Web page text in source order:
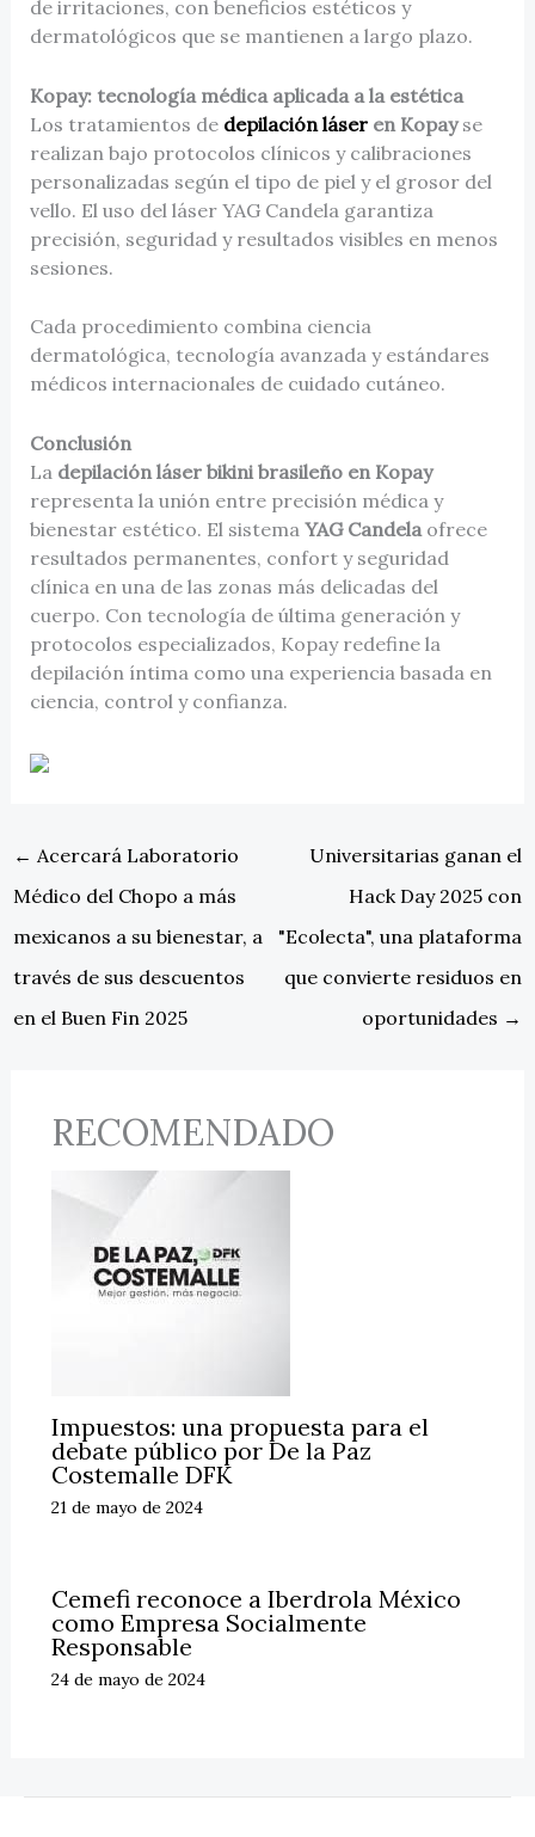
de irritaciones, con beneficios estéticos y
dermatológicos que se mantienen a largo plazo.
Kopay: tecnología médica aplicada a la estética
Los tratamientos de depilación láseren Kopayse
realizan bajo protocolos clínicos y calibraciones
personalizadas según el tipo de piel y el grosor del
vello. El uso del láser YAG Candela garantiza
precisión, seguridad y resultados visibles en menos
sesiones.
Cada procedimiento combina ciencia
dermatológica, tecnología avanzada y estándares
médicos internacionales de cuidado cutáneo.
Conclusión
La depilación láser bikini brasileño en Kopay
representa la unión entre precisión médica y
bienestar estético. El sistema YAG Candelaofrece
resultados permanentes, confort y seguridad
clínica en una de las zonas más delicadas del
cuerpo. Con tecnología de última generación y
protocolos especializados, Kopay redefine la
depilación íntima como una experiencia basada en
ciencia, control y confianza.
← Acercará Laboratorio
Médico del Chopo a más
mexicanos a su bienestar, a
través de sus descuentos
en el Buen Fin 2025
Universitarias ganan el
Hack Day 2025 con
"Ecolecta", una plataforma
que convierte residuos en
oportunidades →
RECOMENDADO
Impuestos: una propuesta para el
debate público por De la Paz
Costemalle DFK
21 de mayo de 2024
Cemefi reconoce a Iberdrola México
como Empresa Socialmente
Responsable
24 de mayo de 2024